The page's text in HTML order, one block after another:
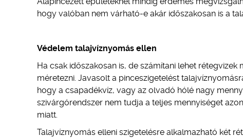
hogy valóban nem várható-e akár időszakosan is a
Védelem talajvíznyomás ellen
Ha csak időszakosan is, de számítani lehet
méretezni. Javasolt a pinceszigetelést
hogy a csapadékvíz, vagy az olvadó hólé nagy
szivárgórendszer nem tudja a teljes mennyiséget
miatt.
Talajvíznyomás elleni szigetelésre alkalmazható két